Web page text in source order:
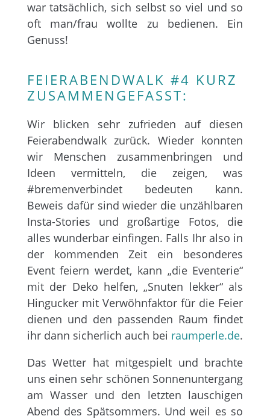
war tatsächlich, sich selbst so viel und so
oft man/frau wollte zu bedienen. Ein
Genuss!
FEIERABENDWALK #4 KURZ
ZUSAMMENGEFASST:
Wir blicken sehr zufrieden auf diesen
Feierabendwalk zurück. Wieder konnten
wir Menschen zusammenbringen und
Ideen vermitteln, die zeigen, was
#bremenverbindet bedeuten kann.
Beweis dafür sind wieder die unzählbaren
Insta-Stories und großartige Fotos, die
alles wunderbar einfingen. Falls Ihr also in
der kommenden Zeit ein besonderes
Event feiern werdet, kann „die Eventerie“
mit der Deko helfen, „Snuten lekker“ als
Hingucker mit Verwöhnfaktor für die Feier
dienen und den passenden Raum findet
ihr dann sicherlich auch bei raumperle.de.
Das Wetter hat mitgespielt und brachte
uns einen sehr schönen Sonnenuntergang
am Wasser und den letzten lauschigen
Abend des Spätsommers. Und weil es so